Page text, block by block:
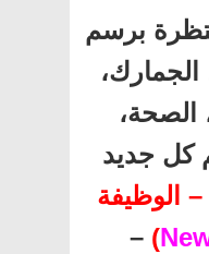
برسم
الجمارك،
الصحة،
كل جديد
– الوظيفة
)
–